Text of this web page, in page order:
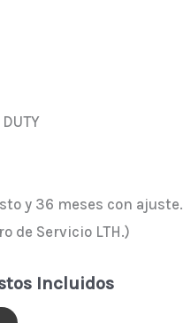
y 36 meses con ajuste.
de Servicio LTH.)
Incluidos